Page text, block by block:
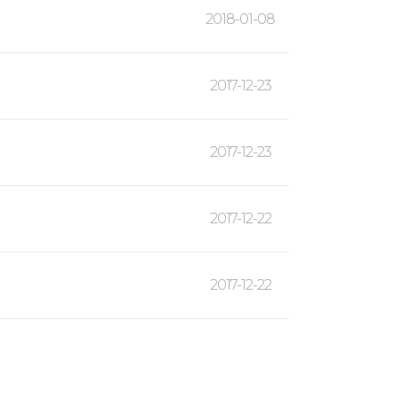
2018-01-08
2017-12-23
2017-12-23
2017-12-22
2017-12-22